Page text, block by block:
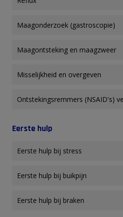
Maagonderzoek (gastroscopie)
Maagontsteking en maagzweer
Misselijkheid en overgeven
Ontstekingsremmers (NSAID's)
Eerste hulp
Eerste hulp bij stress
Eerste hulp bij buikpijn
Eerste hulp bij braken